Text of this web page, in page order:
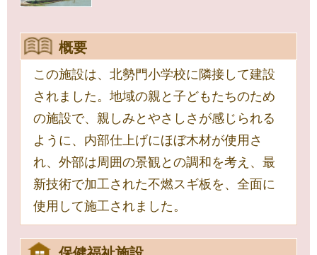
概要
この施設は、北勢門小学校に隣接して建設
されました。地域の親と子どもたちのため
の施設で、親しみとやさしさが感じられる
ように、内部仕上げにほぼ木材が使用さ
れ、外部は周囲の景観との調和を考え、最
新技術で加工された不燃スギ板を、全面に
使用して施工されました。